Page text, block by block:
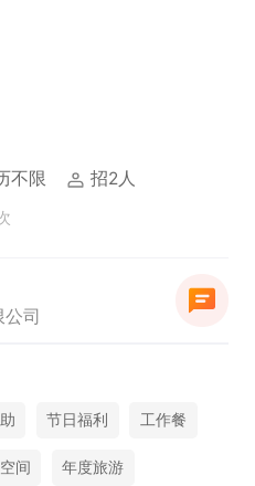
不限 招2人
司
节日福利 工作餐
间 年度旅游